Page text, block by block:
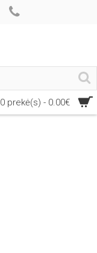
0 prekė(s) - 0.00€